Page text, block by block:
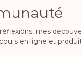
mes
en ligne et